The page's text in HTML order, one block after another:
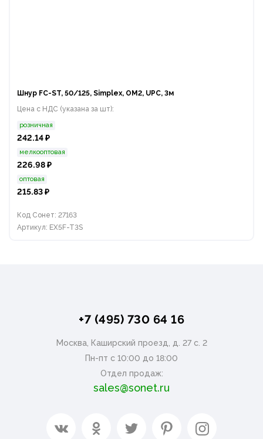
Шнур FC-ST, 50/125, Simplex, OM2, UPC, 3м
Цена с НДС (указана за шт):
розничная
242.14 ₽
мелкооптовая
226.98 ₽
оптовая
215.83 ₽
Код Сонет: 27163
Артикул: EX5F-T3S
+7 (495) 730 64 16
Москва, Каширский проезд, д. 27 с. 2
Пн-пт с 10:00 до 18:00
Отдел продаж:
sales@sonet.ru